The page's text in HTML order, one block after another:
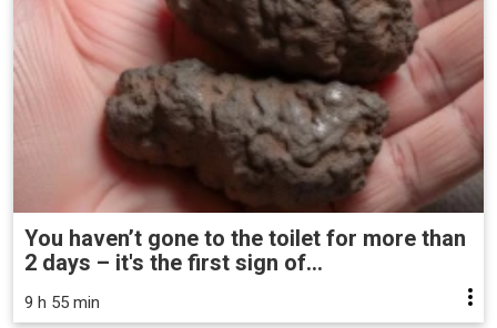
You haven’t gone to the toilet for more than
2 days – it's the first sign of...
9 h 55 min